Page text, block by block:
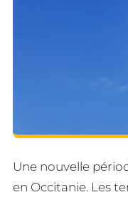
Une nouvelle
en Occitanie. Les